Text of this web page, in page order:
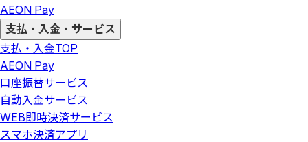
AEON Pay
支払・入金・サービス
支払・入金TOP
AEON Pay
口座振替サービス
自動入金サービス
WEB即時決済サービス
スマホ決済アプリ